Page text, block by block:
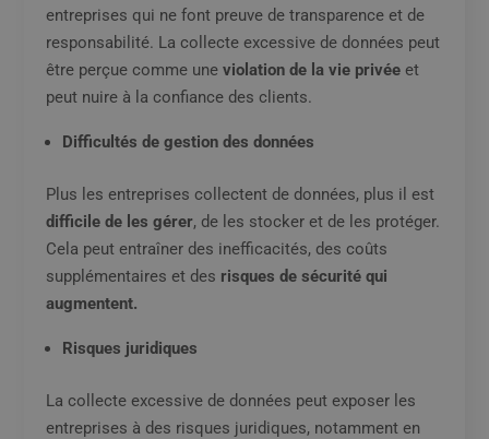
entreprises qui ne font preuve de transparence et de
responsabilité. La collecte excessive de données peut
être perçue comme uneviolation de la vie privée et
peut nuire à la confiance des clients.
Difficultés de gestion des données
Plus les entreprises collectent de données, plus il est
difficile de les gérer, de les stocker et de les protéger.
Cela peut entraîner des inefficacités, des coûts
supplémentaires et des risques de sécurité qui
augmentent.
Risques juridiques
La collecte excessive de données peut exposer les
entreprises à des risques juridiques, notamment en